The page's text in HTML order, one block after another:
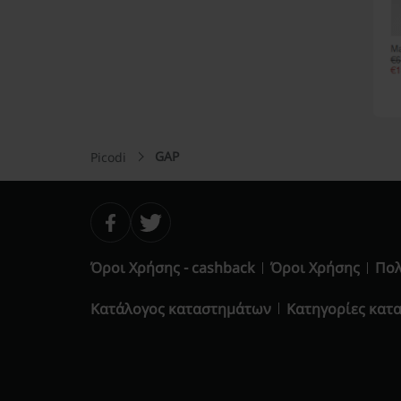
Picodi GAP
Όροι Χρήσης - cashback Όροι Χρήσης
Κατάλογος καταστημάτων Κατηγορίες